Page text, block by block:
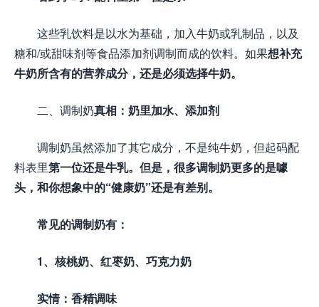
这些乳饮料是以水为基础，加入牛奶或乳制品，以及
糖和/或甜味剂等食品添加剂调制而成的饮料。如果想补充
牛奶所含有的营养成分，还是必须选择牛奶。
二、调制奶真相：奶里加水、添加剂
调制奶虽然添加了其它成分，不是纯牛奶，但起码配
料表里第一位还是牛乳。但是，很多调制奶更多的是噱
头，和你想象中的“健康奶”还是有差别。
常见的调制奶有：
1、核桃奶、红枣奶、巧克力奶
实情：香精调味